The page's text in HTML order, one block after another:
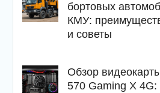
бортовых
КМУ:
и советы
Обзор
570 Gaming X